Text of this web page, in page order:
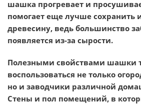
шашка прогревает и
помогает еще лучше сохранить
древесину, ведь большинство
появляется из-за сырости.
Полезными свойствами шашки
воспользоваться не только
но и заводчики различной
Стены и пол помещений, в